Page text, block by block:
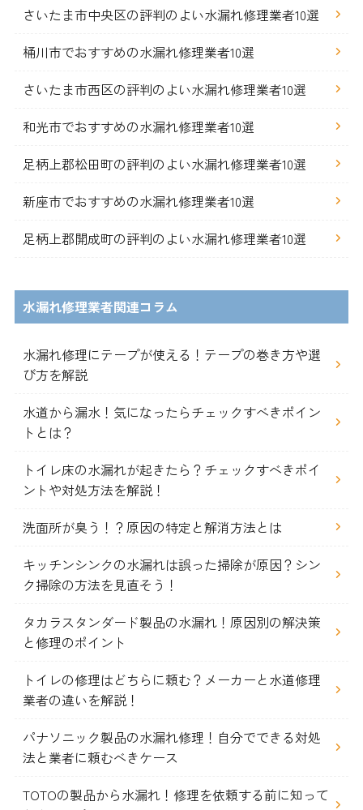
さいたま市中央区の評判のよい水漏れ修理業者10選
桶川市でおすすめの水漏れ修理業者10選
さいたま市西区の評判のよい水漏れ修理業者10選
和光市でおすすめの水漏れ修理業者10選
足柄上郡松田町の評判のよい水漏れ修理業者10選
新座市でおすすめの水漏れ修理業者10選
足柄上郡開成町の評判のよい水漏れ修理業者10選
水漏れ修理業者関連コラム
水漏れ修理にテープが使える！テープの巻き方や選
び方を解説
水道から漏水！気になったらチェックすべきポイン
トとは？
トイレ床の水漏れが起きたら？チェックすべきポイ
ントや対処方法を解説！
洗面所が臭う！？原因の特定と解消方法とは
キッチンシンクの水漏れは誤った掃除が原因？シン
ク掃除の方法を見直そう！
タカラスタンダード製品の水漏れ！原因別の解決策
と修理のポイント
トイレの修理はどちらに頼む？メーカーと水道修理
業者の違いを解説！
パナソニック製品の水漏れ修理！自分でできる対処
法と業者に頼むべきケース
TOTOの製品から水漏れ！修理を依頼する前に知って